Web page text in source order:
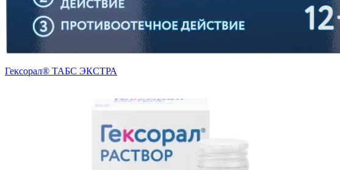
Гексорал® ТАБС ЭКСТРА